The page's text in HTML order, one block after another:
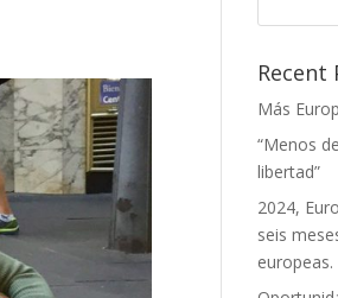
Recent
Más
“Menos
libertad”
2024,
seis
europeas.